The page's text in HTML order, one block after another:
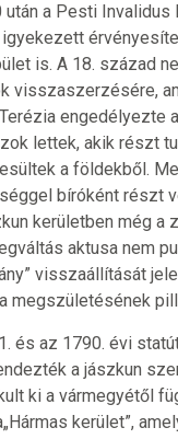
a Pesti Invalidus
is. A 18. század
visszaszerzésére,
engedélyezte
lettek, akik részt
a földekből.
bíróként részt
kerületben még a
aktusa nem
visszaállítását
megszületésének
és az 1790. évi
a jászkun
ki a vármegyétől
kerület”,